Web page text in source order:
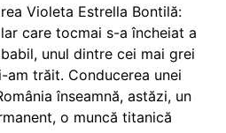
Violeta Estrella Bontilă:
care tocmai s-a încheiat a
unul dintre cei mai grei
am trăit. Conducerea unei
înseamnă, astăzi, un
o muncă titanică